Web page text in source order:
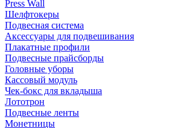
Press Wall
Шелфтокеры
Подвесная система
Аксессуары для подвешивания
Плакатные профили
Подвесные прайсборды
Головные уборы
Кассовый модуль
Чек-бокс для вкладыша
Лототрон
Подвесные ленты
Монетницы